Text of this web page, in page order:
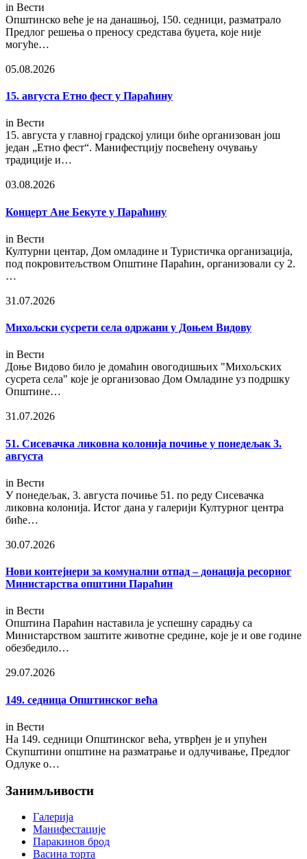
in Вести
Општинско веће је на данашњој, 150. седници, разматрало
Предлог решења о преносу средстава буџета, које није
могуће…
05.08.2026
15. августа Етно фест у Параћину
in Вести
15. августа у главној градској улици биће организован још
један „Етно фест“. Манифестцију посвећену очувању
традиције и…
03.08.2026
Концерт Ане Бекуте у Параћину
in Вести
Културни центар, Дом омладине и Туристичка организација,
под покровитељством Општине Параћин, организовали су 2.
…
31.07.2026
Михољски сусрети села одржани у Доњем Видову
in Вести
Доње Видово било је домаћин овогодишњих "Михољских
сусрета села" које је организовао Дом Омладине уз подршку
Општине…
31.07.2026
51. Сисевачка ликовна колонија почиње у понедељак 3.
августа
in Вести
У понедељак, 3. августа почиње 51. по реду Сисевачка
ликовна колонија. Истог дана у галерији Културног центра
биће…
30.07.2026
Нови контејнери за комунални отпад – донација ресорног
Министарства општини Параћин
in Вести
Општина Параћин наставила је успешну сарадњу са
Министарством заштите животне средине, које је и ове године
обезбедило…
29.07.2026
149. седница Општинског већа
in Вести
На 149. седници Општинског већа, утврђен је и упућен
Скупштини општине на разматрање и одлучивање, Предлог
Одлуке о…
Занимљивости
Галерија
Манифестације
Паракинов брод
Васина торта